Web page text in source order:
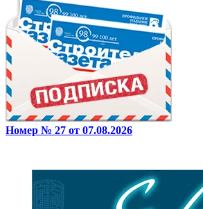
Номер № 27 от 07.08.2026